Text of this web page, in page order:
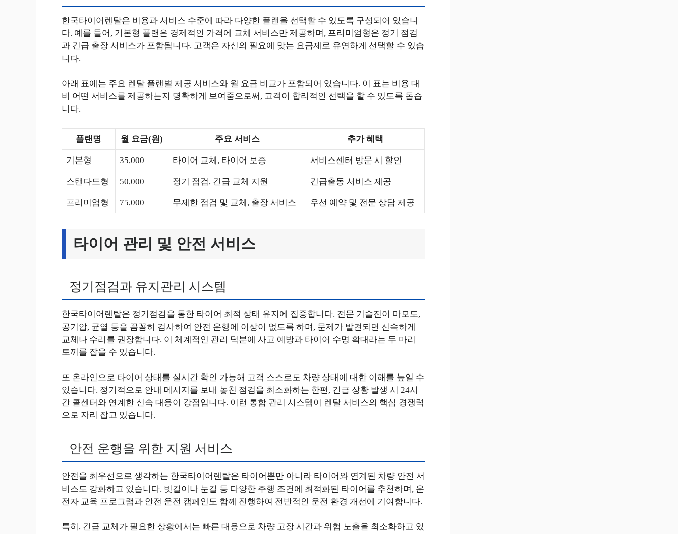
한국타이어렌탈은 비용과 서비스 수준에 따라 다양한 플랜을 선택할 수 있도록 구성되어 있습니
다. 예를 들어, 기본형 플랜은 경제적인 가격에 교체 서비스만 제공하며, 프리미엄형은 정기 점검
과 긴급 출장 서비스가 포함됩니다. 고객은 자신의 필요에 맞는 요금제로 유연하게 선택할 수 있습
니다.
아래 표에는 주요 렌탈 플랜별 제공 서비스와 월 요금 비교가 포함되어 있습니다. 이 표는 비용 대
비 어떤 서비스를 제공하는지 명확하게 보여줌으로써, 고객이 합리적인 선택을 할 수 있도록 돕습
니다.
플랜명 월 요금(원) 주요 서비스 추가 혜택
기본형 35,000 타이어 교체, 타이어 보증 서비스센터 방문 시 할인
스탠다드형 50,000 정기 점검, 긴급 교체 지원 긴급출동 서비스 제공
프리미엄형 75,000 무제한 점검 및 교체, 출장 서비스 우선 예약 및 전문 상담 제공
타이어 관리 및 안전 서비스
정기점검과 유지관리 시스템
한국타이어렌탈은 정기점검을 통한 타이어 최적 상태 유지에 집중합니다. 전문 기술진이 마모도,
공기압, 균열 등을 꼼꼼히 검사하여 안전 운행에 이상이 없도록 하며, 문제가 발견되면 신속하게
교체나 수리를 권장합니다. 이 체계적인 관리 덕분에 사고 예방과 타이어 수명 확대라는 두 마리
토끼를 잡을 수 있습니다.
또 온라인으로 타이어 상태를 실시간 확인 가능해 고객 스스로도 차량 상태에 대한 이해를 높일 수
있습니다. 정기적으로 안내 메시지를 보내 놓친 점검을 최소화하는 한편, 긴급 상황 발생 시 24시
간 콜센터와 연계한 신속 대응이 강점입니다. 이런 통합 관리 시스템이 렌탈 서비스의 핵심 경쟁력
으로 자리 잡고 있습니다.
안전 운행을 위한 지원 서비스
안전을 최우선으로 생각하는 한국타이어렌탈은 타이어뿐만 아니라 타이어와 연계된 차량 안전 서
비스도 강화하고 있습니다. 빗길이나 눈길 등 다양한 주행 조건에 최적화된 타이어를 추천하며, 운
전자 교육 프로그램과 안전 운전 캠페인도 함께 진행하여 전반적인 운전 환경 개선에 기여합니다.
특히, 긴급 교체가 필요한 상황에서는 빠른 대응으로 차량 고장 시간과 위험 노출을 최소화하고 있